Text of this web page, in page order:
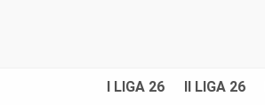
I LIGA 26 II LIGA 26